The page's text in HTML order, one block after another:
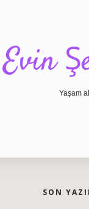
Evin
Yaşam
SON